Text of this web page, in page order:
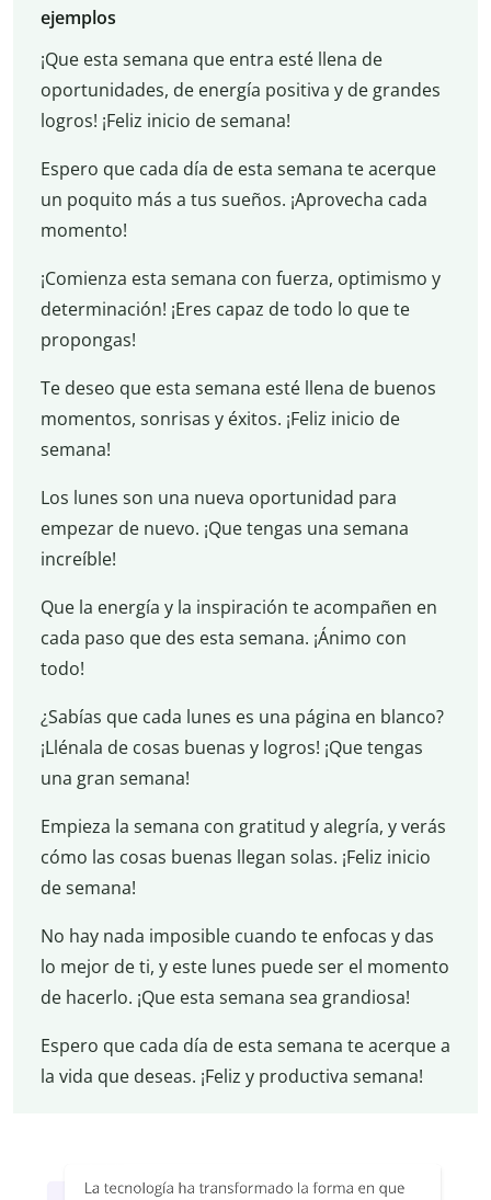
ejemplos
¡Que esta semana que entra esté llena de
oportunidades, de energía positiva y de grandes
logros! ¡Feliz inicio de semana!
Espero que cada día de esta semana te acerque
un poquito más a tus sueños. ¡Aprovecha cada
momento!
¡Comienza esta semana con fuerza, optimismo y
determinación! ¡Eres capaz de todo lo que te
propongas!
Te deseo que esta semana esté llena de buenos
momentos, sonrisas y éxitos. ¡Feliz inicio de
semana!
Los lunes son una nueva oportunidad para
empezar de nuevo. ¡Que tengas una semana
increíble!
Que la energía y la inspiración te acompañen en
cada paso que des esta semana. ¡Ánimo con
todo!
¿Sabías que cada lunes es una página en blanco?
¡Llénala de cosas buenas y logros! ¡Que tengas
una gran semana!
Empieza la semana con gratitud y alegría, y verás
cómo las cosas buenas llegan solas. ¡Feliz inicio
de semana!
No hay nada imposible cuando te enfocas y das
lo mejor de ti, y este lunes puede ser el momento
de hacerlo. ¡Que esta semana sea grandiosa!
Espero que cada día de esta semana te acerque a
la vida que deseas. ¡Feliz y productiva semana!